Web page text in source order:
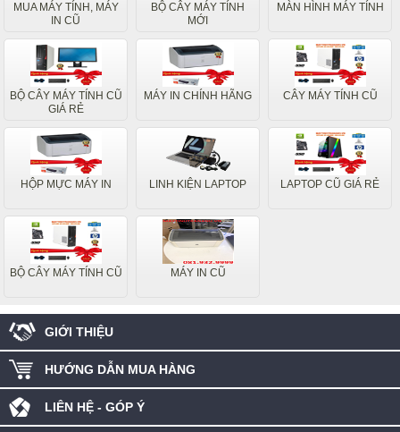
MUA MÁY TÍNH, MÁY
IN CŨ
BỘ CÂY MÁY TÍNH
MỚI
MÀN HÌNH MÁY TÍNH
BỘ CÂY MÁY TÍNH CŨ
GIÁ RẺ
MÁY IN CHÍNH HÃNG CÂY MÁY TÍNH CŨ
HỘP MỰC MÁY IN LINH KIỆN LAPTOP LAPTOP CŨ GIÁ RẺ
BỘ CÂY MÁY TÍNH CŨ MÁY IN CŨ
GIỚI THIỆU
HƯỚNG DẪN MUA HÀNG
LIÊN HỆ - GÓP Ý